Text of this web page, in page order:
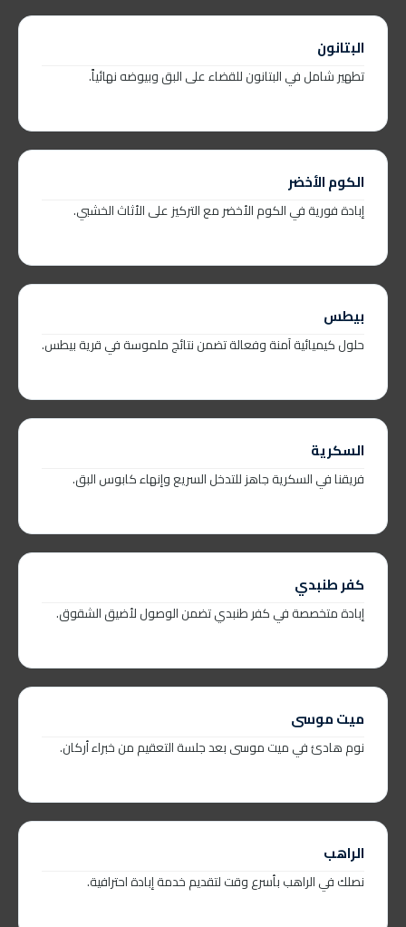
البتانون
تطهير شامل في البتانون للقضاء على البق وبيوضه نهائياً.
الكوم الأخضر
إبادة فورية في الكوم الأخضر مع التركيز على الأثاث الخشبي.
بيطس
حلول كيميائية آمنة وفعالة تضمن نتائج ملموسة في قرية بيطس.
السكرية
فريقنا في السكرية جاهز للتدخل السريع وإنهاء كابوس البق.
كفر طنبدي
إبادة متخصصة في كفر طنبدي تضمن الوصول لأضيق الشقوق.
ميت موسى
نوم هادئ في ميت موسى بعد جلسة التعقيم من خبراء أركان.
الراهب
نصلك في الراهب بأسرع وقت لتقديم خدمة إبادة احترافية.